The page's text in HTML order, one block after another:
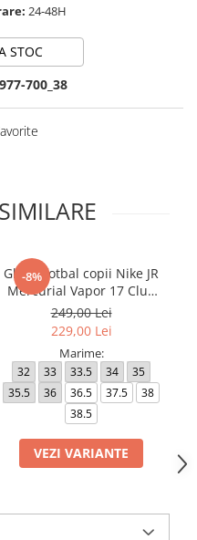
24-48H
STOC
700_38
-8%
Ghete fotbal copii Nike JR
Mercurial Vapor 17 Club
FG/MG
249,00 Lei
229,00 Lei
Marime:
32 33 33.5 34
35
35.5
36 36.5 37.5
38
38.5
VEZI VARIANTE